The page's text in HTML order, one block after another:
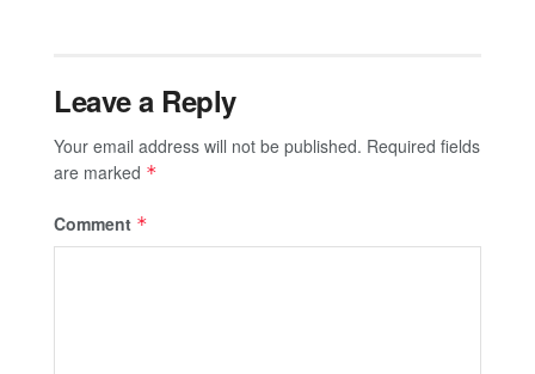
Leave a Reply
Your email address will not be published. Required fields
are marked *
Comment *